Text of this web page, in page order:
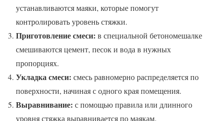
устанавливаются маяки, которые помогут
контролировать уровень стяжки.
Приготовление смеси: в специальной бетономешалке
смешиваются цемент, песок и вода в нужных
пропорциях.
Укладка смеси: смесь равномерно распределяется по
поверхности, начиная с одного края помещения.
Выравнивание: с помощью правила или длинного
уровня стяжка выравнивается по маякам.